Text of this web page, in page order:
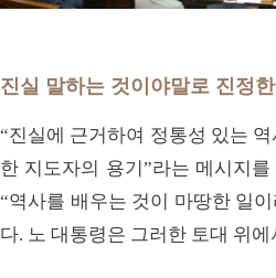
진실 말하는 것이야말로 진정
“진실에 근거하여 정통성 있는
한 지도자의 용기”라는 메시지
“역사를 배우는 것이 마땅한 일
다. 노 대통령은 그러한 토대 위